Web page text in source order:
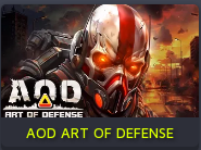
AOD ART OF DEFENSE